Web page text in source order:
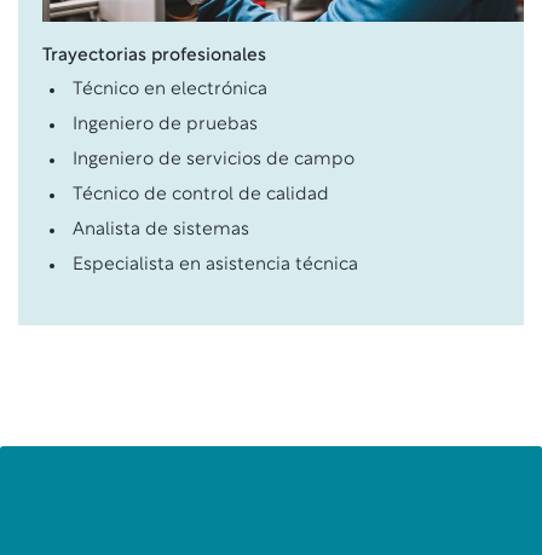
Trayectorias profesionales
Técnico en electrónica
Ingeniero de pruebas
Ingeniero de servicios de campo
Técnico de control de calidad
Analista de sistemas
Especialista en asistencia técnica